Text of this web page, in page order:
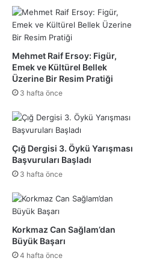
Mehmet Raif Ersoy: Figür,
Emek ve Kültürel Bellek
Üzerine Bir Resim Pratiği
3 hafta önce
Çığ Dergisi 3. Öykü Yarışması
Başvuruları Başladı
3 hafta önce
Korkmaz Can Sağlam’dan
Büyük Başarı
4 hafta önce